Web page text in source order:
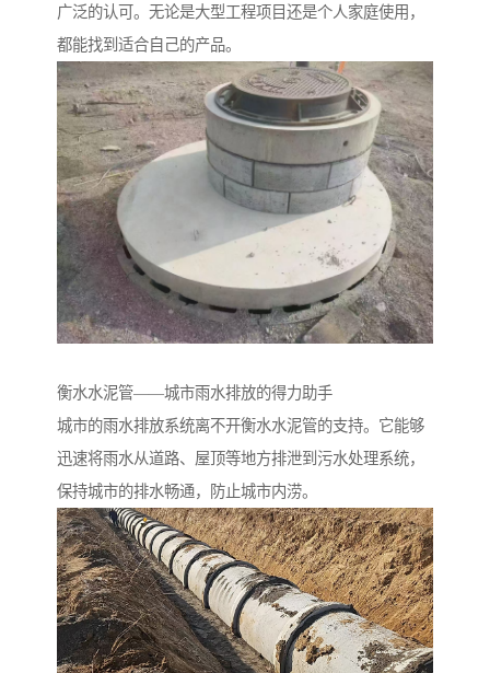
广泛的认可。无论是大型工程项目还是个人家庭使用，
都能找到适合自己的产品。
衡水水泥管——城市雨水排放的得力助手
城市的雨水排放系统离不开衡水水泥管的支持。它能够
迅速将雨水从道路、屋顶等地方排泄到污水处理系统，
保持城市的排水畅通，防止城市内涝。